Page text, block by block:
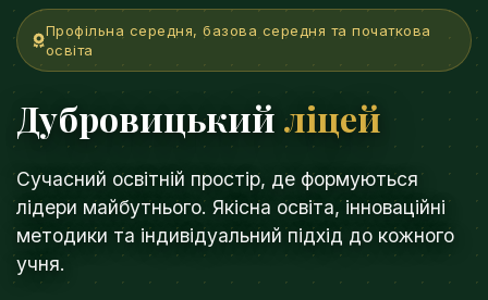
Профільна середня, базова середня та початкова
освіта
Дубровицький ліцей
Сучасний освітній простір, де формуються
лідери майбутнього. Якісна освіта, інноваційні
методики та індивідуальний підхід до кожного
учня.